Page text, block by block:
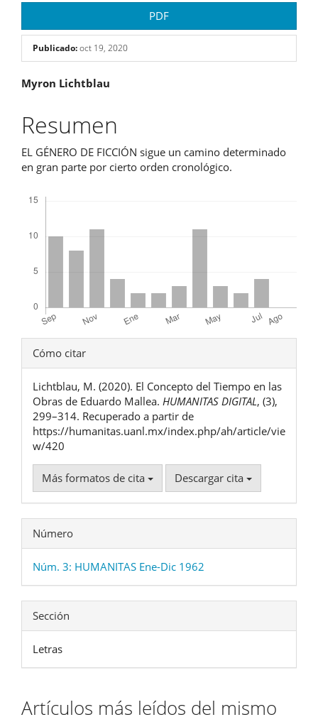
PDF
Publicado:oct 19, 2020
Contenido
principal
del
artículo
Myron Lichtblau
Resumen
EL GÉNERO DE FICCIÓN sigue un camino determinado
en gran parte por cierto orden cronológico.
Detalles
del
artículo
Cómo citar
Lichtblau, M. (2020). El Concepto del Tiempo en las
Obras de Eduardo Mallea. HUMANITAS DIGITAL, (3),
299–314. Recuperado a partir de
https://humanitas.uanl.mx/index.php/ah/article/vie
w/420
Más formatos de cita Descargar cita
Número
Núm. 3: HUMANITAS Ene-Dic 1962
Sección
Letras
Artículos más leídos del mismo